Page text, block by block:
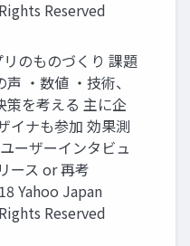
Reserved
のものづくり 課題
・数値 ・技術、
策を考える 主に企
イナも参加 効果測
ーザーインタビュ
ース or 再考
Yahoo Japan
Reserved